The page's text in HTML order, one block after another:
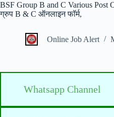
BSF Group B and C Various Post
ग्रुप B & C ऑनलाइन फॉर्म,
Online Job Alert
Whatsapp Channel